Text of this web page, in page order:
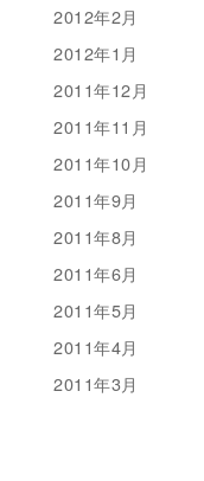
2012年2月
2012年1月
2011年12月
2011年11月
2011年10月
2011年9月
2011年8月
2011年6月
2011年5月
2011年4月
2011年3月